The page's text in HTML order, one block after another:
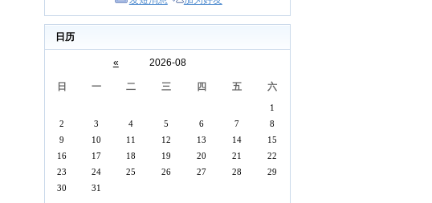
日历
« 2026-08
日 一 二 三 四 五 六
1
2
3 4 5 6 7
8
9
10 11 12 13 14
15
16
17 18 19 20 21
22
23
24 25 26 27 28
29
30
31